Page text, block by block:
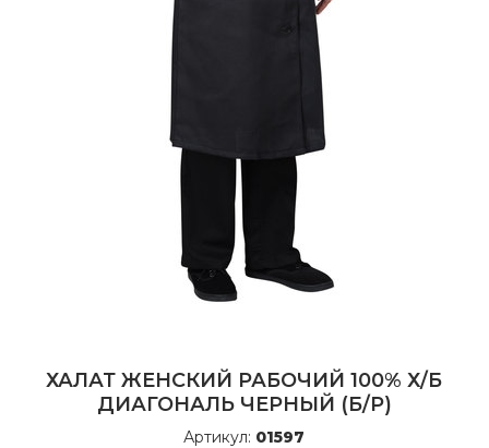
ХАЛАТ ЖЕНСКИЙ РАБОЧИЙ 100% Х/Б
ДИАГОНАЛЬ ЧЕРНЫЙ (Б/Р)
Артикул: 01597